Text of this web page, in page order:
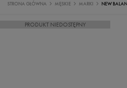
STRONA GŁÓWNA MĘSKIE MARKI NEW
PRODUKT NIEDOSTĘPNY